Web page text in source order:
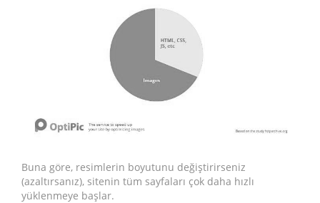
Buna göre, resimlerin boyutunu değiştirirseniz
(azaltırsanız), sitenin tüm sayfaları çok daha hızlı
yüklenmeye başlar.